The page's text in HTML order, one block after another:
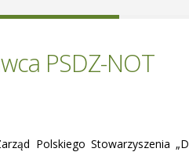
PSDZ-NOT
Polskiego Stowarzyszenia